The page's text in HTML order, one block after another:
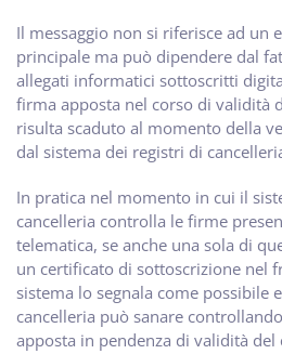
Il messaggio non si riferisce ad un
principale ma può dipendere dal
allegati informatici sottoscritti
firma apposta nel corso di validità
risulta scaduto al momento della
dal sistema dei registri di
In pratica nel momento in cui il
cancelleria controlla le firme
telematica, se anche una sola di
un certificato di sottoscrizione nel
sistema lo segnala come possibile
cancelleria può sanare
apposta in pendenza di validità